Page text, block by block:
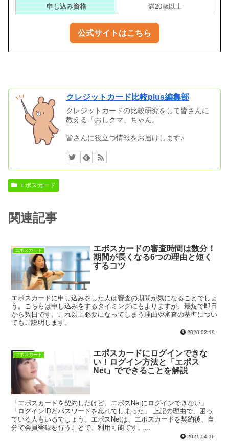
申し込み資格
満20歳以上
公式サイトはこちら
クレジットカード比較plus編集部
クレジットカードの比較研究をして皆さんに
教える「おしクマ」ちゃん。
皆さんに役立つ情報をお届けします♪
エポスカード
関連記事
エポスカード
エポスカードの審査時間は数分！
期間が長くなる6つの理由と短く
するコツ
エポスカードに申し込みをした人は審査の期間が気になることでしょ
う。こちらは申し込みをするタイミングにもよりますが、最短で即日
から数日です。これ以上必要になってしまう理由や審査の基準につい
てもご説明します。
2020.02.19
エポスカード
エポスカードにログインできな
い！ログイン方法と「エポス
Net」でできることを解説
「エポスカードを契約したけど、エポスNetにログインできない」
「ログインIDとパスワードを忘れてしまった」 上記の理由で、困っ
ている人もいるでしょう。エポスNetは、エポスカードを契約後、自
分で会員登録を行うことで、利用可能です。...
2021.04.16